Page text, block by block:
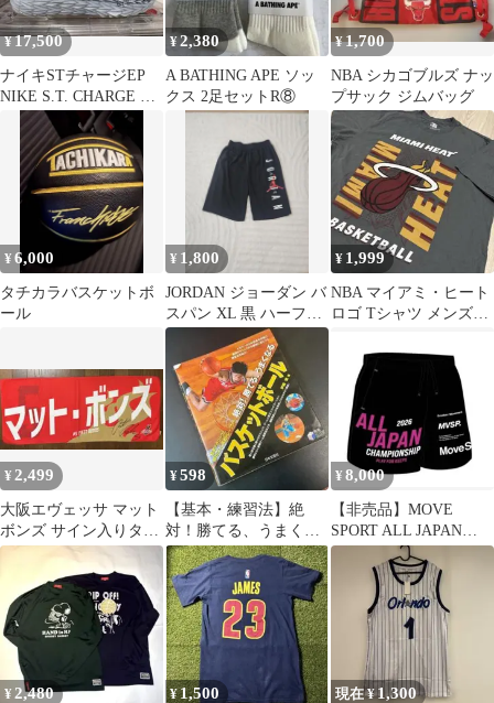
¥17,500
ナイキSTチャージEP
NIKE S.T. CHARGE EP
28.5
¥2,380
A BATHING APE ソッ
クス 2足セットR⑧
¥1,700
NBA シカゴブルズ ナッ
プサック ジムバッグ
¥6,000
タチカラバスケットボ
ール
¥ 1,800
JORDAN ジョーダン バ
スパン XL 黒 ハーフパ
ンツ
¥ 1,999
NBA マイアミ・ヒート
ロゴ Tシャツ メンズXL
¥2,499
大阪エヴェッサ マット
ボンズ サイン入りタオ
ル 未使用
¥598
【基本・練習法】絶
対！勝てる、うまくな
るバスケットボール
¥ 8,000
【非売品】MOVE
SPORT ALL JAPAN
2026 パンツ
¥2,480 ¥1,500 現在 ¥ 1,300